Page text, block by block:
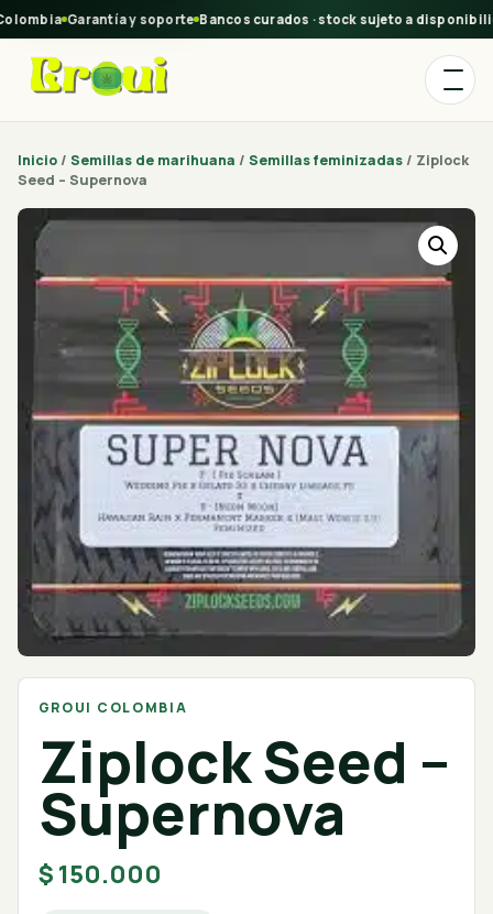
Garantía y soporte Bancos curados · stock sujeto a
Inicio / Semillas de marihuana / Semillas feminizadas / Ziplock
Seed – Supernova
GROUI COLOMBIA
Ziplock Seed –
Supernova
$ 150.000